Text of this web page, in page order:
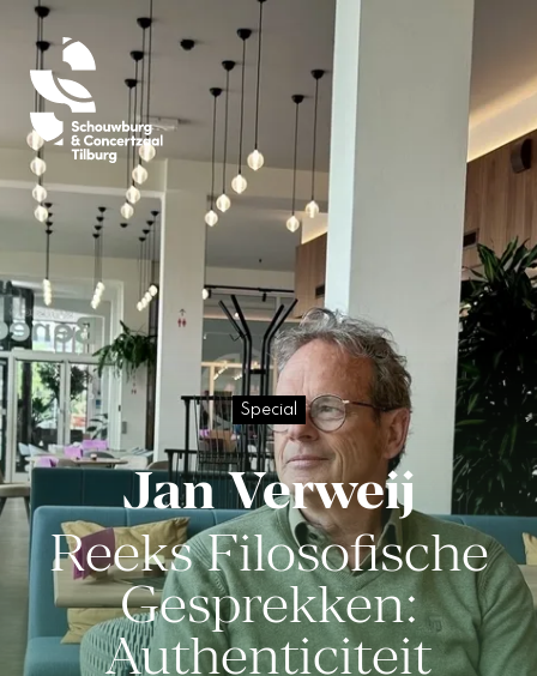
Special
Jan Verweij
Reeks Filosofische
Gesprekken:
Authenticiteit